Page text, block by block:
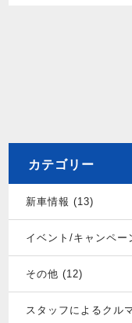
カテゴリー
新車情報 (13)
イベント/キャンペー
その他 (12)
スタッフによるクル